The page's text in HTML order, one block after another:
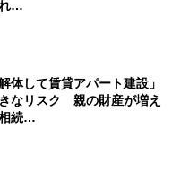
…
体して賃貸アパート建設」
なリスク 親の財産が増え
続…